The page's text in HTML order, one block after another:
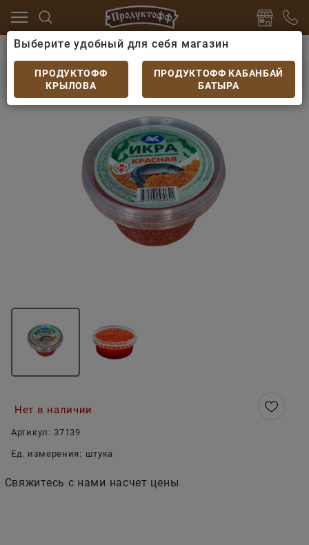
Икра
Икорная закуска АС пластик
Икорная закуска АС пластик красная 500гр
Нет в наличии
Артикул: 37139
Ед. измерения: штука
Свяжитесь с нами насчет цены
Выберите удобный для себя магазин
ПРОДУКТОФФ
КРЫЛОВА
ПРОДУКТОФФ КАБАНБАЙ
БАТЫРА